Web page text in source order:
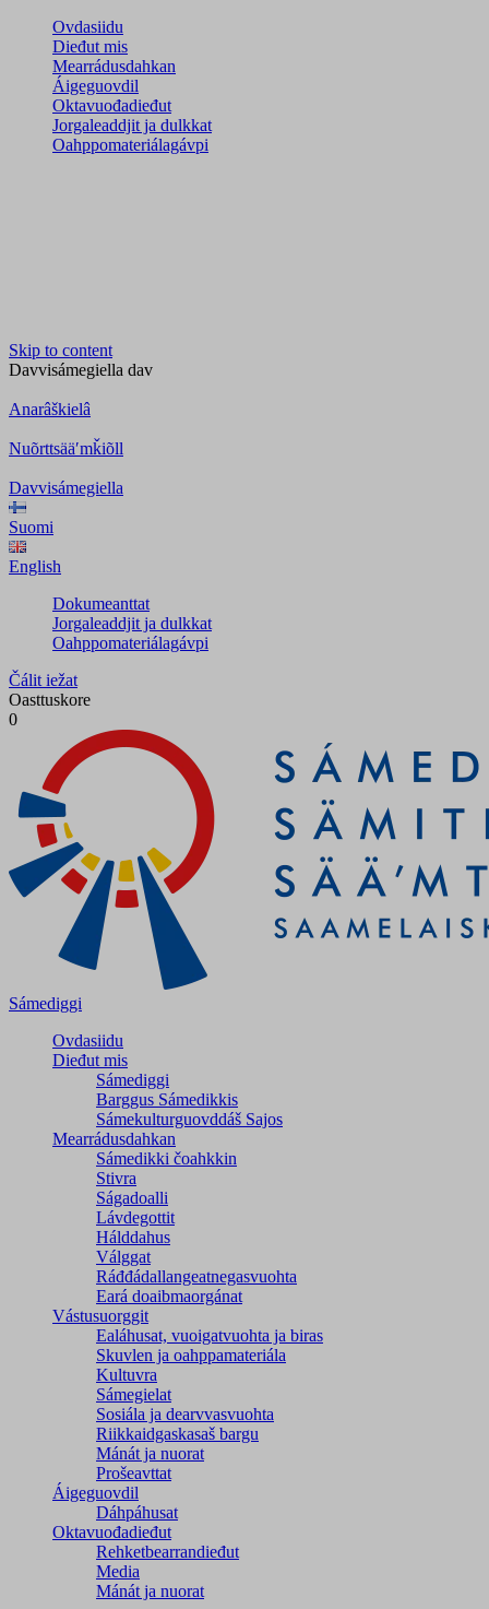
Ovdasiidu
Dieđut mis
Mearrádusdahkan
Áigeguovdil
Oktavuođadieđut
Jorgaleaddjit ja dulkkat
Oahppomateriálagávpi
Skip to content
Davvisámegiella dav
Anarâškielâ
Nuõrttsääʹmǩiõll
Davvisámegiella
Suomi
English
Dokumeanttat
Jorgaleaddjit ja dulkkat
Oahppomateriálagávpi
Čálit iežat
Oasttuskore
0
Sámediggi
Ovdasiidu
Dieđut mis
Sámediggi
Barggus Sámedikkis
Sámekulturguovddáš Sajos
Mearrádusdahkan
Sámedikki čoahkkin
Stivra
Ságadoalli
Lávdegottit
Hálddahus
Válggat
Ráđđádallangeatnegas­vuohta
Eará doaibmaorgánat
Vástusuorggit
Ealáhusat, vuoigatvuohta ja biras
Skuvlen ja oahppamateriála
Kultuvra
Sámegielat
Sosiála ja dearvvasvuohta
Riikkaidgaskasaš bargu
Mánát ja nuorat
Prošeavttat
Áigeguovdil
Dáhpáhusat
Oktavuođadieđut
Rehketbearrandieđut
Media
Mánát ja nuorat